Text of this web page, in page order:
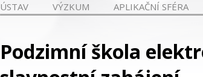
ÚSTAV VÝZKUM APLIKAČNÍ SFÉRA
Podzimní škola